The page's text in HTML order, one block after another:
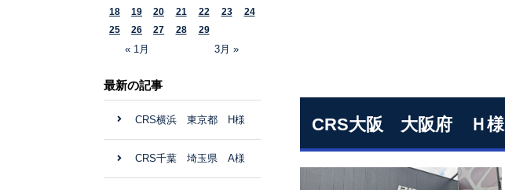
CRS大阪 大阪府 Ｈ様
« 1月 3月 »
18
19 20 21 22 23
24
25
26 27 28 29
最新の記事
CRS横浜 東京都 H様
CRS千葉 埼玉県 A様